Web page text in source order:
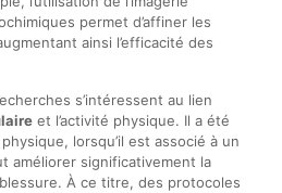
permet d’affiner les
ainsi l’efficacité des
s’intéressent au lien
et l’activité physique. Il a été
lorsqu’il est associé à un
améliorer significativement la
À ce titre, des protocoles